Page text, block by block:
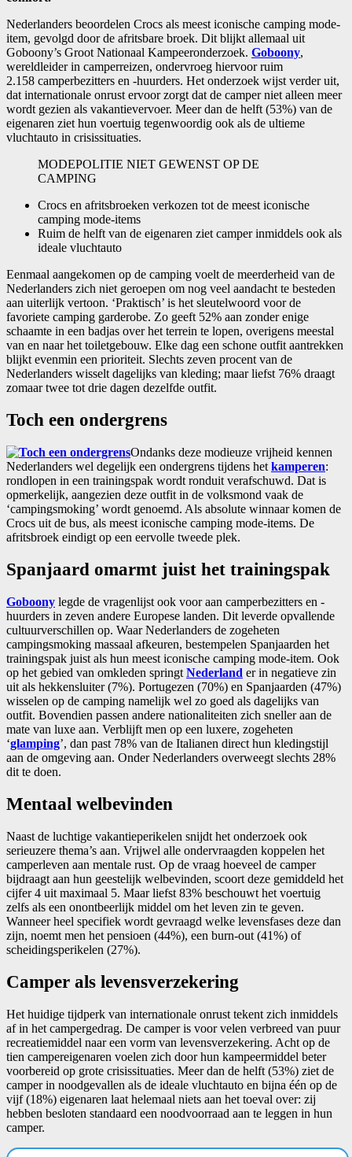
Nederlanders beoordelen Crocs als meest iconische camping mode-
item, gevolgd door de afritsbare broek. Dit blijkt allemaal uit
Goboony’s Groot Nationaal Kampeeronderzoek. Goboony,
wereldleider in camperreizen, ondervroeg hiervoor ruim
2.158 camperbezitters en -huurders. Het onderzoek wijst verder uit,
dat internationale onrust ervoor zorgt dat de camper niet alleen meer
wordt gezien als vakantievervoer. Meer dan de helft (53%) van de
eigenaren ziet hun voertuig tegenwoordig ook als de ultieme
vluchtauto in crisissituaties.
MODEPOLITIE NIET GEWENST OP DE
CAMPING
Crocs en afritsbroeken verkozen tot de meest iconische
camping mode-items
Ruim de helft van de eigenaren ziet camper inmiddels ook als
ideale vluchtauto
Eenmaal aangekomen op de camping voelt de meerderheid van de
Nederlanders zich niet geroepen om nog veel aandacht te besteden
aan uiterlijk vertoon. ‘Praktisch’ is het sleutelwoord voor de
favoriete camping garderobe. Zo geeft 52% aan zonder enige
schaamte in een badjas over het terrein te lopen, overigens meestal
van en naar het toiletgebouw. Elke dag een schone outfit aantrekken
blijkt evenmin een prioriteit. Slechts zeven procent van de
Nederlanders wisselt dagelijks van kleding; maar liefst 76% draagt
zomaar twee tot drie dagen dezelfde outfit.
Toch een ondergrens
Ondanks deze modieuze vrijheid kennen
Nederlanders wel degelijk een ondergrens tijdens het kamperen:
rondlopen in een trainingspak wordt ronduit verafschuwd. Dat is
opmerkelijk, aangezien deze outfit in de volksmond vaak de
‘campingsmoking’ wordt genoemd. Als absolute winnaar komen de
Crocs uit de bus, als meest iconische camping mode-items. De
afritsbroek eindigt op een eervolle tweede plek.
Spanjaard omarmt juist het trainingspak
Goboony legde de vragenlijst ook voor aan camperbezitters en -
huurders in zeven andere Europese landen. Dit leverde opvallende
cultuurverschillen op. Waar Nederlanders de zogeheten
campingsmoking massaal afkeuren, bestempelen Spanjaarden het
trainingspak juist als hun meest iconische camping mode-item. Ook
op het gebied van omkleden springt Nederland er in negatieve zin
uit als hekkensluiter (7%). Portugezen (70%) en Spanjaarden (47%)
wisselen op de camping namelijk wel zo goed als dagelijks van
outfit. Bovendien passen andere nationaliteiten zich sneller aan de
mate van luxe aan. Verblijft men op een luxere, zogeheten
‘glamping’, dan past 78% van de Italianen direct hun kledingstijl
aan de omgeving aan. Onder Nederlanders overweegt slechts 28%
dit te doen.
Mentaal welbevinden
Naast de luchtige vakantieperikelen snijdt het onderzoek ook
serieuzere thema’s aan. Vrijwel alle ondervraagden koppelen het
camperleven aan mentale rust. Op de vraag hoeveel de camper
bijdraagt aan hun geestelijk welbevinden, scoort deze gemiddeld het
cijfer 4 uit maximaal 5. Maar liefst 83% beschouwt het voertuig
zelfs als een onontbeerlijk middel om het leven zin te geven.
Wanneer heel specifiek wordt gevraagd welke levensfases deze dan
zijn, noemt men het pensioen (44%), een burn‑out (41%) of
scheidingsperikelen (27%).
Camper als levensverzekering
Het huidige tijdperk van internationale onrust tekent zich inmiddels
af in het campergedrag. De camper is voor velen verbreed van puur
recreatiemiddel naar een vorm van levensverzekering. Acht op de
tien campereigenaren voelen zich door hun kampeermiddel beter
voorbereid op grote crisissituaties. Meer dan de helft (53%) ziet de
camper in noodgevallen als de ideale vluchtauto en bijna één op de
vijf (18%) eigenaren laat helemaal niets aan het toeval over: zij
hebben besloten standaard een noodvoorraad aan te leggen in hun
camper.